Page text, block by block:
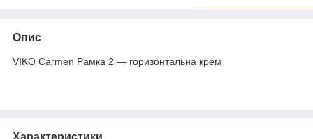
Опис
VIKO Carmen Рамка 2 — горизонтальна крем